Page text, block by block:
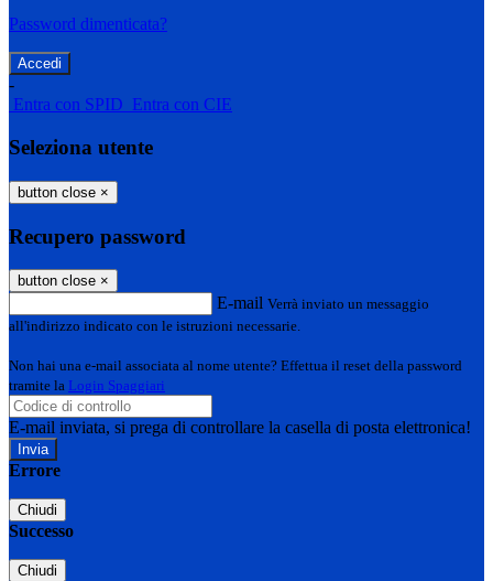
Password dimenticata?
-
Entra con SPID Entra con CIE
Seleziona utente
button close ×
Recupero password
button close ×
E-mail Verrà inviato un messaggio
all'indirizzo indicato con le istruzioni necessarie.
Non hai una e-mail associata al nome utente? Effettua il reset della password
tramite la Login Spaggiari
E-mail inviata, si prega di controllare la casella di posta elettronica!
Errore
Chiudi
Successo
Chiudi